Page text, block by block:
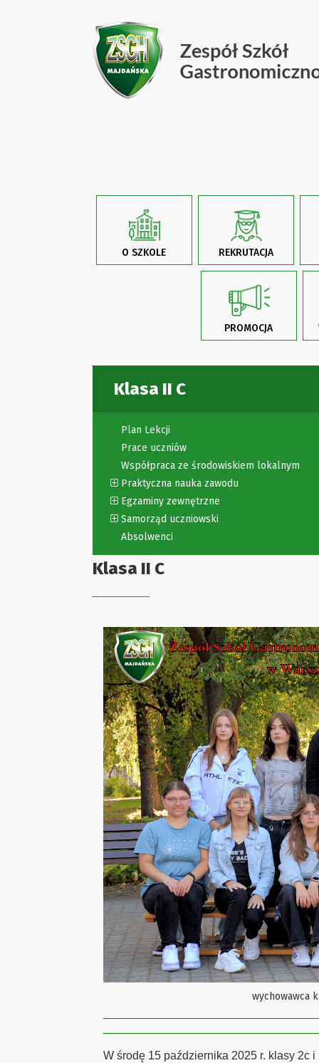
O SZKOLE REKRUTACJA
PROMOCJA
Klasa II C
Plan Lekcji
Prace uczniów
Współpraca ze środowiskiem lokalnym
Praktyczna nauka zawodu
Egzaminy zewnętrzne
Samorząd uczniowski
Absolwenci
Klasa II C
wychowawca
W środę 15 października 2025 r. klasy 2c